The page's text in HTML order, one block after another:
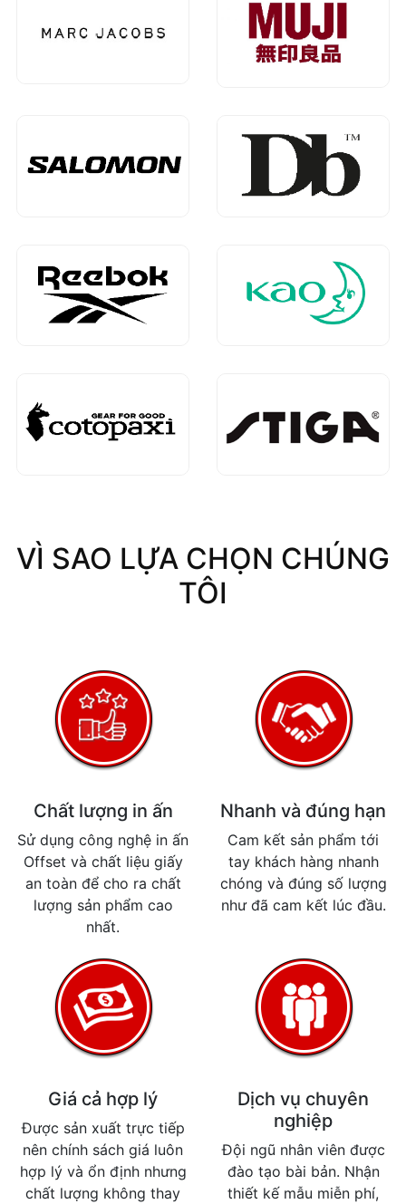
VÌ SAO LỰA CHỌN CHÚNG
TÔI
Chất lượng in ấn
Sử dụng công nghệ in ấn
Offset và chất liệu giấy
an toàn để cho ra chất
lượng sản phẩm cao
nhất.
Nhanh và đúng hạn
Cam kết sản phẩm tới
tay khách hàng nhanh
chóng và đúng số lượng
như đã cam kết lúc đầu.
Giá cả hợp lý
Được sản xuất trực tiếp
nên chính sách giá luôn
hợp lý và ổn định nhưng
chất lượng không thay
Dịch vụ chuyên
nghiệp
Đội ngũ nhân viên được
đào tạo bài bản. Nhận
thiết kế mẫu miễn phí,